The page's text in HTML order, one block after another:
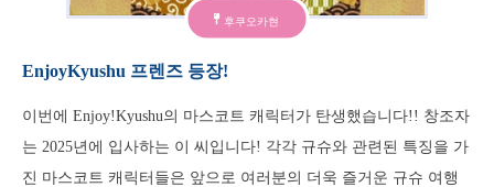
후쿠오카현
EnjoyKyushu 프렌즈 등장!
이번에 Enjoy!Kyushu의 마스코트 캐릭터가 탄생했습니다!! 창조자
는 2025년에 입사하는 이 씨입니다! 각각 규슈와 관련된 특징을 가
진 마스코트 캐릭터들은 앞으로 여러분의 더욱 즐거운 규슈 여행